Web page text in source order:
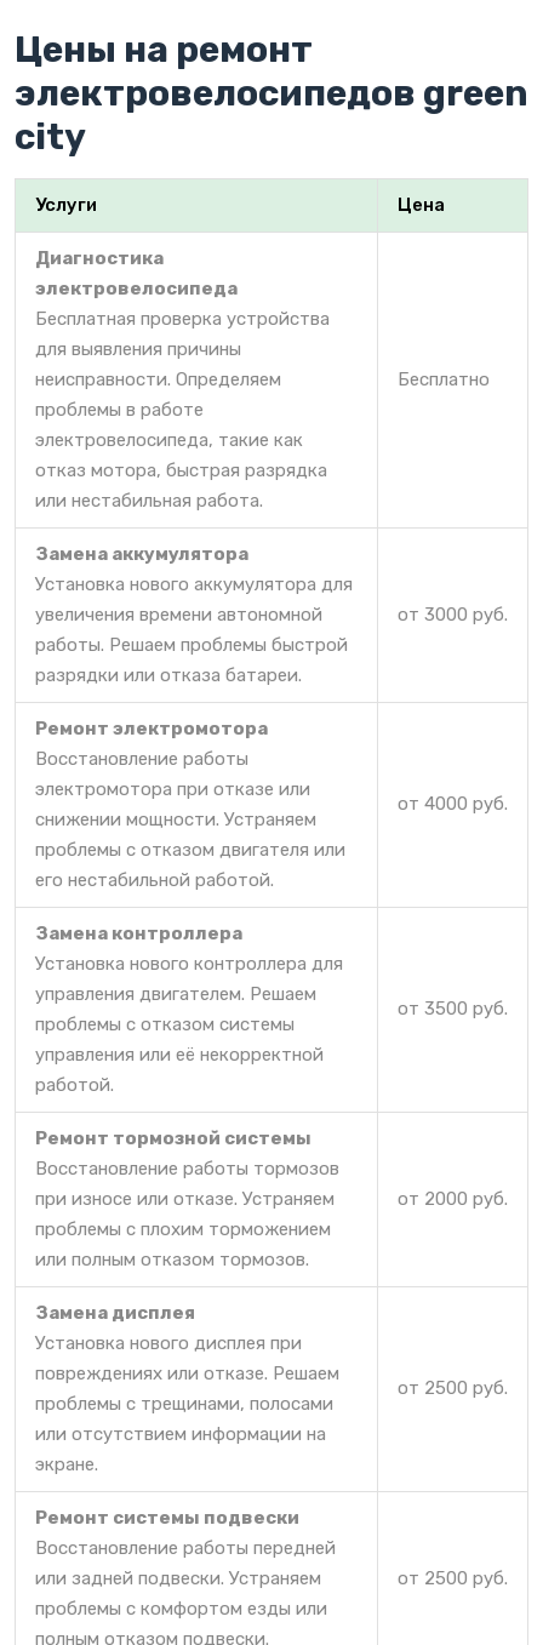
Цены на ремонт
электровелосипедов green
city
Услуги Цена
Диагностика
электровелосипеда
Бесплатная проверка устройства
для выявления причины
неисправности. Определяем
проблемы в работе
электровелосипеда, такие как
отказ мотора, быстрая разрядка
или нестабильная работа.
Бесплатно
Замена аккумулятора
Установка нового аккумулятора для
увеличения времени автономной
работы. Решаем проблемы быстрой
разрядки или отказа батареи.
от 3000 руб.
Ремонт электромотора
Восстановление работы
электромотора при отказе или
снижении мощности. Устраняем
проблемы с отказом двигателя или
его нестабильной работой.
от 4000 руб.
Замена контроллера
Установка нового контроллера для
управления двигателем. Решаем
проблемы с отказом системы
управления или её некорректной
работой.
от 3500 руб.
Ремонт тормозной системы
Восстановление работы тормозов
при износе или отказе. Устраняем
проблемы с плохим торможением
или полным отказом тормозов.
от 2000 руб.
Замена дисплея
Установка нового дисплея при
повреждениях или отказе. Решаем
проблемы с трещинами, полосами
или отсутствием информации на
экране.
от 2500 руб.
Ремонт системы подвески
Восстановление работы передней
или задней подвески. Устраняем
проблемы с комфортом езды или
полным отказом подвески.
от 2500 руб.